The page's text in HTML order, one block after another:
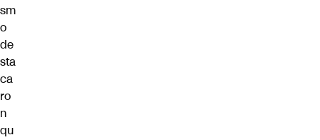
sm
o
de
sta
ca
ro
n
qu